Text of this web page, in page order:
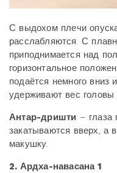
С выдохом плечи
расслабляются. С
приподнимается над
горизонтальное
подаётся немного
удерживают вес головы
Антар-дришти – глаза
закатываются вверх, а
макушку.
2. Ардха-навасана 1